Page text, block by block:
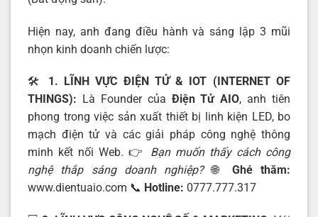
Hiện nay, anh đang điều hành và sáng lập 3 mũi
nhọn kinh doanh chiến lược:
🛠️ 1. LĨNH VỰC ĐIỆN TỬ & IOT (INTERNET OF
THINGS): Là Founder của Điện Tử AIO, anh tiên
phong trong việc sản xuất thiết bị linh kiện LED, bo
mạch điện tử và các giải pháp công nghệ thông
minh kết nối Web. 👉 Bạn muốn thấy cách công
nghệ thắp sáng doanh nghiệp?🌐 Ghé thăm:
www.dientuaio.com 📞 Hotline: 0777.777.317